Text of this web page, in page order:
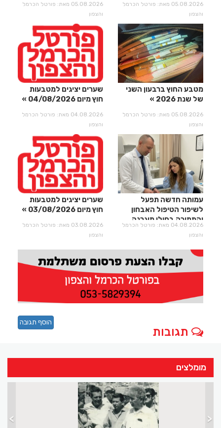
05.08.2026 מאת: פורטל הכרמל
והצפון
05.08.2026 מאת: פורטל הכרמל
והצפון
מטבע החוץ ברבעון השני
של שנת 2026
05.08.2026 מאת: פורטל הכרמל
והצפון
שערים יציגים למטבעות
חוץ מיום 04/08/2026
04.08.2026 מאת: פורטל הכרמל
והצפון
עמותה חדשה תפעל
לשיפור הטיפול האבחון
והתמיכה בחולי מיגרנה
וכאבי ראש04.08.2026 מאת: פורטל הכרמל
והצפון
שערים יציגים למטבעות
חוץ מיום 03/08/2026
03.08.2026 מאת: פורטל הכרמל
והצפון
תגובות
הוסף תגובה
מומלצים
> <